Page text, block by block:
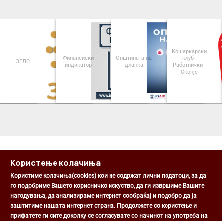
ЗЕЛС
Финансиски
индикатор
Општината на
дланка
Кошаркарски
клуб -
Работнички -
Скопје
Општина Центар
Михаил Цоков бр. 1, Скопје
Користење колачиња
Користиме колачиња(cookies) кои не содржат лични податоци, за да
го подобриме Вашето корисничко искуство, да ги извршиме Вашите
нагодувања, да анализираме интернет сообраќај и подобро да ја
заштитиме нашата интернет страна. Продолжете со користење и
прифатете ги сите доколку се согласувате со начинот на употреба на